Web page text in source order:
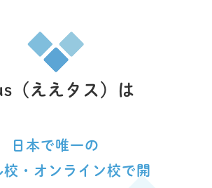
（ええタス）は
日本で唯一の
校・オンライン校で開